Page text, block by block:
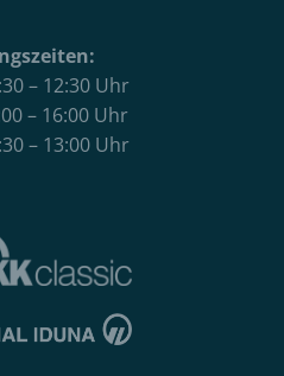
– 12:30 Uhr
16:00 Uhr
– 13:00 Uhr